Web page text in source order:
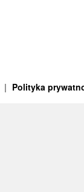
Polityka